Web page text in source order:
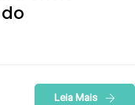
Leia Mais